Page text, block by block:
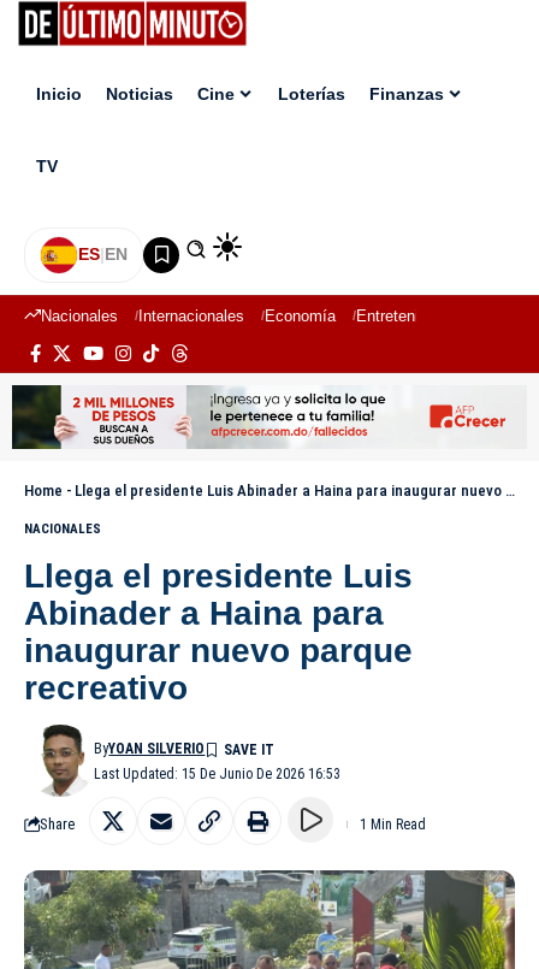
Inicio Noticias Cine Loterías Finanzas
TV
ES|EN
Nacionales Internacionales Economía Entretenimiento
Home - Llega el presidente Luis Abinader a Haina para inaugurar nuevo parque recreativo
NACIONALES
Llega el presidente Luis
Abinader a Haina para
inaugurar nuevo parque
recreativo
Last Updated: 15 De Junio De 2026 16:53
ByYOAN SILVERIO
Share 1 Min Read